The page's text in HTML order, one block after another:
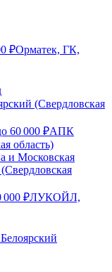
₽Орматек, ГК,
(Свердловская
60 000 ₽АПК
область)
и Московская
000 ₽ЛУКОЙЛ,